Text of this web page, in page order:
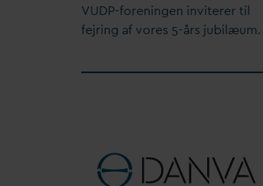
VUDP-foreningen inviterer til
fejring af vores 5-års jubilæum.